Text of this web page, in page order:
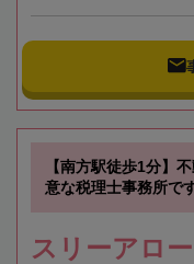
【南方駅徒歩1分】
意な税理士事務所で
スリーアロ